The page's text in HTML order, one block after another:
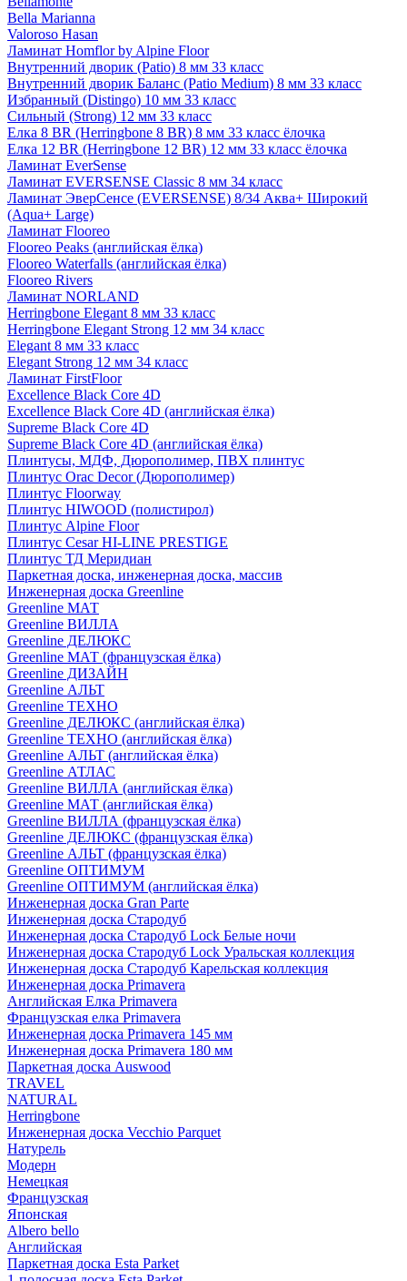
Bella Marianna
Valoroso Hasan
Ламинат Homflor by Alpine Floor
Внутренний дворик (Patio) 8 мм 33 класс
Внутренний дворик Баланс (Patio Medium) 8 мм 33 класс
Избранный (Distingo) 10 мм 33 класс
Сильный (Strong) 12 мм 33 класс
Елка 8 BR (Herringbone 8 BR) 8 мм 33 класс ёлочка
Елка 12 BR (Herringbone 12 BR) 12 мм 33 класс ёлочка
Ламинат EverSense
Ламинат EVERSENSE Classic 8 мм 34 класс
Ламинат ЭверСенсе (EVERSENSE) 8/34 Аква+ Широкий
(Aqua+ Large)
Ламинат Flooreo
Flooreo Peaks (английская ёлка)
Flooreo Waterfalls (английская ёлка)
Flooreo Rivers
Ламинат NORLAND
Herringbone Elegant 8 мм 33 класс
Herringbone Elegant Strong 12 мм 34 класс
Elegant 8 мм 33 класс
Elegant Strong 12 мм 34 класс
Ламинат FirstFloor
Excellence Black Core 4D
Excellence Black Core 4D (английская ёлка)
Supreme Black Core 4D
Supreme Black Core 4D (английская ёлка)
Плинтусы, МДФ, Дюрополимер, ПВХ плинтус
Плинтус Orac Decor (Дюрополимер)
Плинтус Floorway
Плинтус HIWOOD (полистирол)
Плинтус Alpine Floor
Плинтус Cesar HI-LINE PRESTIGE
Плинтус ТД Меридиан
Паркетная доска, инженерная доска, массив
Инженерная доска Greenline
Greenline МАТ
Greenline ВИЛЛА
Greenline ДЕЛЮКС
Greenline МАТ (французская ёлка)
Greenline ДИЗАЙН
Greenline АЛЬТ
Greenline ТЕХНО
Greenline ДЕЛЮКС (английская ёлка)
Greenline ТЕХНО (английская ёлка)
Greenline АЛЬТ (английская ёлка)
Greenline АТЛАС
Greenline ВИЛЛА (английская ёлка)
Greenline МАТ (английская ёлка)
Greenline ВИЛЛА (французская ёлка)
Greenline ДЕЛЮКС (французская ёлка)
Greenline АЛЬТ (французская ёлка)
Greenline ОПТИМУМ
Greenline ОПТИМУМ (английская ёлка)
Инженерная доска Gran Parte
Инженерная доска Стародуб
Инженерная доска Стародуб Lock Белые ночи
Инженерная доска Стародуб Lock Уральская коллекция
Инженерная доска Стародуб Карельская коллекция
Инженерная доска Primavera
Английская Елка Primavera
Французская елка Primavera
Инженерная доска Primavera 145 мм
Инженерная доска Primavera 180 мм
Паркетная доска Auswood
TRAVEL
NATURAL
Herringbone
Инженерная доска Vecchio Parquet
Натурель
Модерн
Немецкая
Французская
Японская
Albero bello
Английская
Паркетная доска Esta Parket